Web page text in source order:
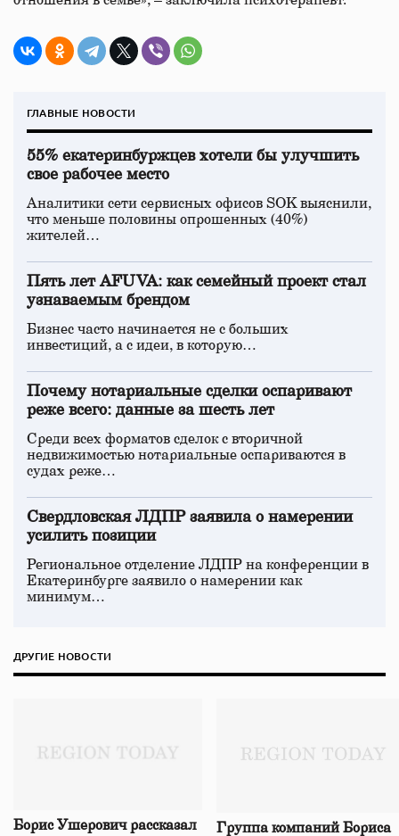
ГЛАВНЫЕ НОВОСТИ
55% екатеринбуржцев хотели бы улучшить
свое рабочее место
Аналитики сети сервисных офисов SOK выяснили,
что меньше половины опрошенных (40%)
жителей…
Пять лет AFUVA: как семейный проект стал
узнаваемым брендом
Бизнес часто начинается не с больших
инвестиций, а с идеи, в которую…
Почему нотариальные сделки оспаривают
реже всего: данные за шесть лет
Среди всех форматов сделок с вторичной
недвижимостью нотариальные оспариваются в
судах реже…
Свердловская ЛДПР заявила о намерении
усилить позиции
Региональное отделение ЛДПР на конференции в
Екатеринбурге заявило о намерении как
минимум…
ДРУГИЕ НОВОСТИ
Борис Ушерович рассказал
Группа компаний Бориса